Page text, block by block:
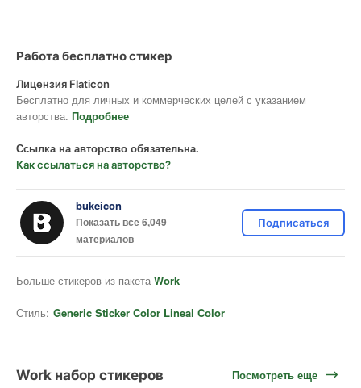
Работа бесплатно стикер
Лицензия Flaticon
Бесплатно для личных и коммерческих целей с указанием
авторства. Подробнее
Ссылка на авторство обязательна.
Как ссылаться на авторство?
bukeicon
Показать все 6,049
материалов
Подписаться
Больше стикеров из пакета Work
Стиль: Generic Sticker Color Lineal Color
Work набор стикеров Посмотреть еще